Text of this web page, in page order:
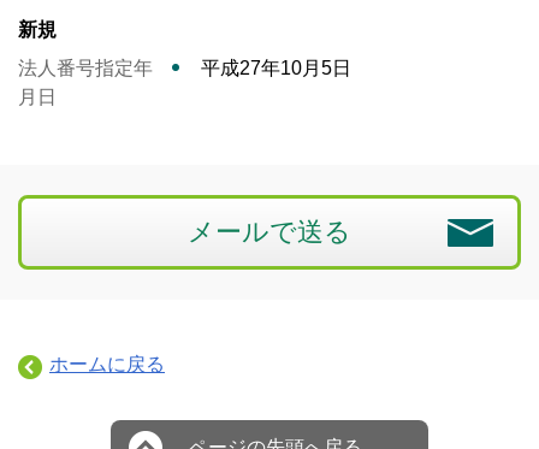
新規
法人番号指定年
月日
平成27年10月5日
メールで送る
ホームに戻る